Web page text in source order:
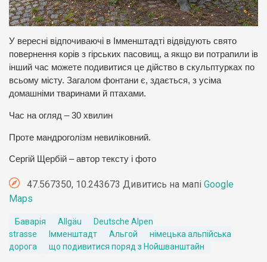
У вересні відпочиваючі в Імменштадті відвідують свято
повернення корів з гірських пасовищ, а якщо ви потрапили ів
інший час можете подивитися це дійство в скульптурках по
всьому місту. Загалом фонтани є, здається, з усіма
домашніми тваринами й птахами.
Час на огляд – 30 хвилин
Проте мандроголізм невиліковний.
Сергій Щербій – автор тексту і фото
47.567350, 10.243673 Дивитись на мапі Google
Maps
Баварія Allgäu
Deutsche Alpen
strasse
Імменштадт Альгой
німецька альпійська
дорога
що подивитися поряд з Нойшванштайн